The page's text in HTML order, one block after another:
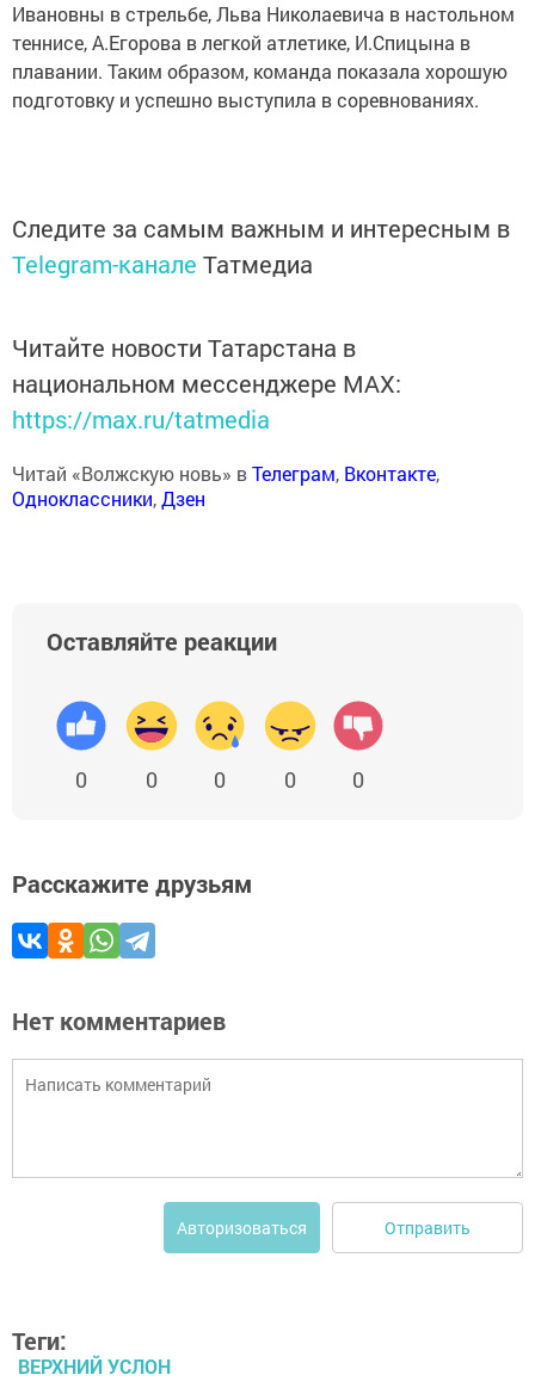
Ивановны в стрельбе, Льва Николаевича в настольном
теннисе, А.Егорова в легкой атлетике, И.Спицына в
плавании. Таким образом, команда показала хорошую
подготовку и успешно выступила в соревнованиях.
Следите за самым важным и интересным в
Telegram-канале Татмедиа
Читайте новости Татарстана в
национальном мессенджере MАХ:
https://max.ru/tatmedia
Читай «Волжскую новь» вТелеграм, Вконтакте,
Одноклассники,Дзен
Оставляйте реакции
0 0 0 0 0
Расскажите друзьям
Нет комментариев
Авторизоваться Отправить
Теги:
ВЕРХНИЙ УСЛОН